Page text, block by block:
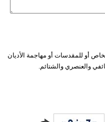
أو للمقدسات أو مهاجمة الأديان
والعنصري والشتائم.